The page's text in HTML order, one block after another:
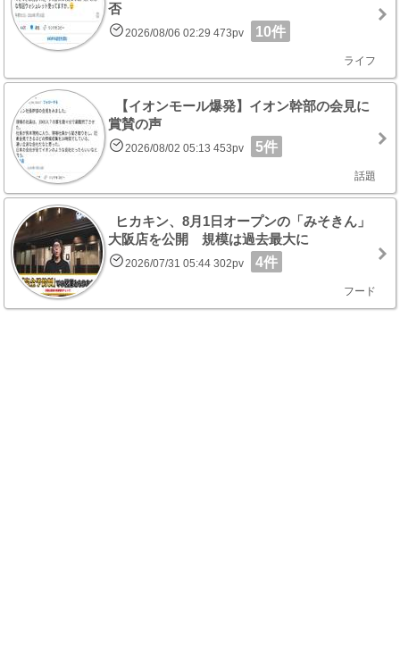
否
2026/08/06 02:29 473pv 10件
ライフ
【イオンモール爆発】イオン幹部の会見に
賞賛の声
2026/08/02 05:13 453pv 5件
話題
ヒカキン、8月1日オープンの「みそきん」
大阪店を公開 規模は過去最大に
2026/07/31 05:44 302pv 4件
フード